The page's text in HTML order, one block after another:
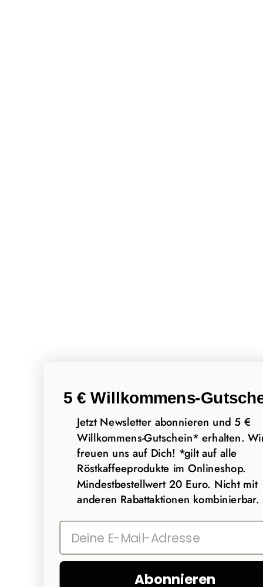
5 € Willkommens-
Jetzt Newsletter abonnieren und 5 €
Willkommens-Gutschein* erhalten.
freuen uns auf Dich! *gilt auf alle
Röstkaffeeprodukte im Onlineshop.
Mindestbestellwert 20 Euro. Nicht mit
anderen Rabattaktionen kombinierbar.
Abonnieren